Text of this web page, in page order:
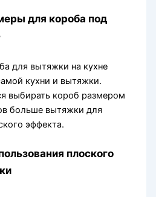
для короба под
для вытяжки на кухне
кухни и вытяжки.
выбирать короб размером
больше вытяжки для
эффекта.
плоского